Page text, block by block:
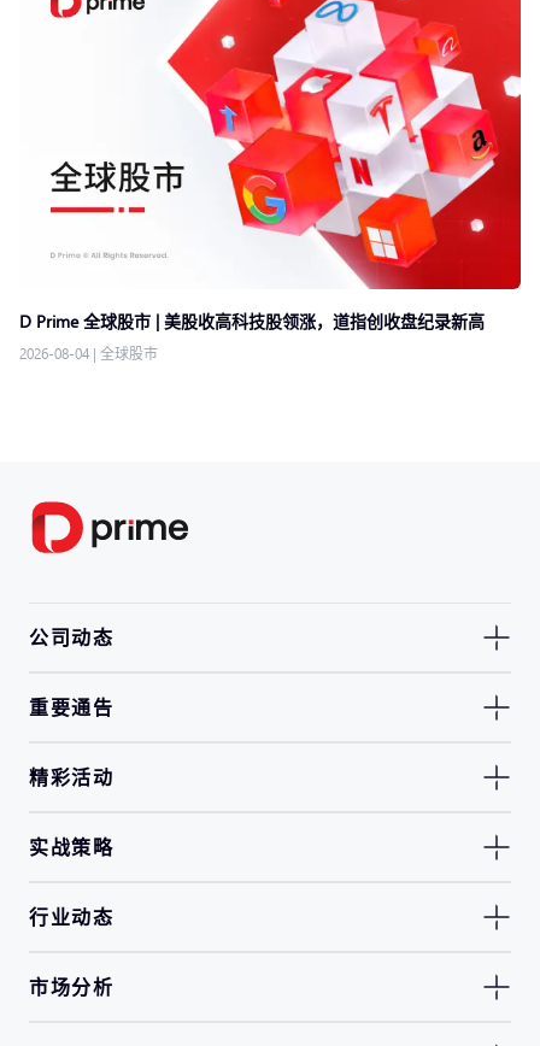
D Prime 全球股市 | 美股收高科技股领涨，道指创收盘纪录新高
2026-08-04 | 全球股市
公司动态
重要通告
精彩活动
实战策略
行业动态
市场分析